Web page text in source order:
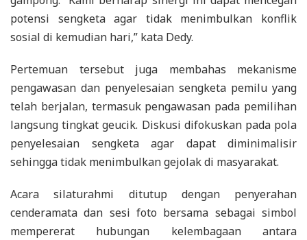
potensi sengketa agar tidak menimbulkan konflik
sosial di kemudian hari,” kata Dedy.
Pertemuan tersebut juga membahas mekanisme
pengawasan dan penyelesaian sengketa pemilu yang
telah berjalan, termasuk pengawasan pada pemilihan
langsung tingkat geucik. Diskusi difokuskan pada pola
penyelesaian sengketa agar dapat diminimalisir
sehingga tidak menimbulkan gejolak di masyarakat.
Acara silaturahmi ditutup dengan penyerahan
cenderamata dan sesi foto bersama sebagai simbol
mempererat hubungan kelembagaan antara